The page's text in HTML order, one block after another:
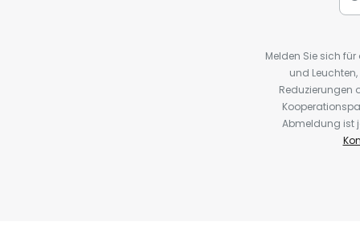
Melden Sie sich
und
Reduzierungen
Abmeldung ist